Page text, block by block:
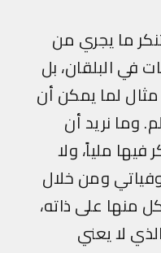
ما يجري من
البلقان، بل
لما يمكن أن
نريد أن
ملياً، ولا
ومن خلال
على ذاته،
يعني